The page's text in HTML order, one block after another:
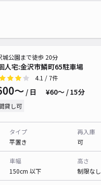
人宅:金沢市鱗町65駐車場
城公園まで徒歩 20分
4.1 / 7件
〜 / 日 ¥60〜 / 15分
貸し可
タイプ
平置き
再入庫
可
車幅
150cm 以下
高さ
制限なし